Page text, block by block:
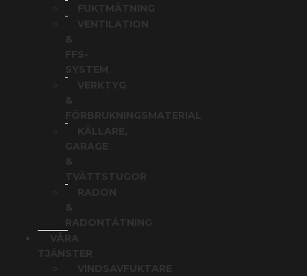
FUKTMÄTNING
VENTILATION
&
SYSTEM
VERKTYG
&
FÖRBRUKNINGSMATERIAL
KÄLLARE,
GARAGE
&
TVÄTTSTUGOR
RADON
&
RADONTÄTNING
VÅRA
TJÄNSTER
VINDSAVFUKTARE